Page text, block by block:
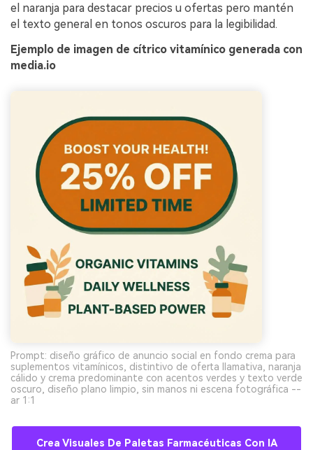
el naranja para destacar precios u ofertas pero mantén
el texto general en tonos oscuros para la legibilidad.
Ejemplo de imagen de cítrico vitamínico generada con
media.io
Prompt: diseño gráfico de anuncio social en fondo crema para
suplementos vitamínicos, distintivo de oferta llamativa, naranja
cálido y crema predominante con acentos verdes y texto verde
oscuro, diseño plano limpio, sin manos ni escena fotográfica --
ar 1:1
Crea Visuales De Paletas Farmacéuticas Con IA